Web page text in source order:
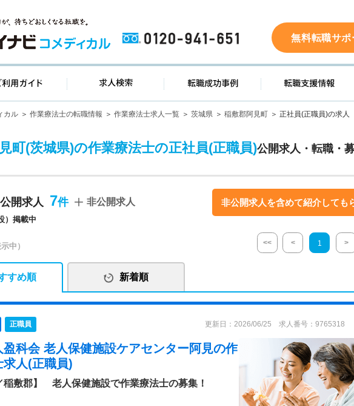
0120-941-651 無料転職サ
ージ ご利用ガイド 求人検索 転職成功事例
カル 作業療法士の転職情報 作業療法士求人一覧 茨城県 稲敷郡阿見町 正社員(正職員)の求人
町(茨城県)の作業療法士の正社員(正職員)公開求人・転職・
開求人 7
）掲載中
非公開求人 非公開求人を含めて紹介しても
中） << < 1 >
すめ順 新着順
正職員 更新日：2026/06/25 求人番号：9765318
盈科会 老人保健施設ケアセンター阿見の作
求人(正職員)
稲敷郡】 老人保健施設で作業療法士の募集！